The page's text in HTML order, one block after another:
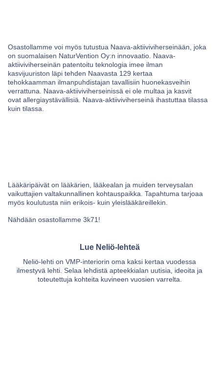
Osastollamme voi myös tutustua Naava-aktiiviviherseinään, joka
on suomalaisen NaturVention Oy:n innovaatio. Naava-
aktiiviviherseinän patentoitu teknologia imee ilman
kasvijuuriston läpi tehden Naavasta 129 kertaa
tehokkaamman ilmanpuhdistajan tavallisiin huonekasveihin
verrattuna. Naava-aktiiviviherseinissä ei ole multaa ja kasvit
ovat allergiaystävällisiä. Naava-aktiiviviherseinä ihastuttaa tilassa
kuin tilassa.
Lääkäripäivät on lääkärien, lääkealan ja muiden terveysalan
vaikuttajien valtakunnallinen kohtauspaikka. Tapahtuma tarjoaa
myös koulutusta niin erikois- kuin yleislääkäreillekin.
Nähdään osastollamme 3k71!
Lue Neliö-lehteä
Neliö-lehti on VMP-interiorin oma kaksi kertaa vuodessa
ilmestyvä lehti. Selaa lehdistä apteekkialan uutisia, ideoita ja
toteutettuja kohteita kuvineen vuosien varrelta.